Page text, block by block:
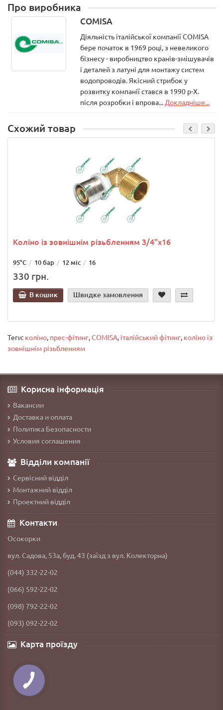
Про виробника
COMISA
Діяльність італійської компанії COMISA
бере початок в 1969 році, з невеликого
бізнесу - виробництво кранів-змішувачів
і деталей з латуні для монтажу систем
водопроводів. Якісний стрибок у
розвитку компанії стався в 1990 р-Х.
після розробки і впрова... Докладніше...
Схожий товар
Коліно із зовнішнім різьбленням 3/4"х16
95°C 10 бар 12 міс 16
330 грн.
В кошик Швидке замовлення
Теги: коліно, прес-фітинг,COMISA, італійський фітинг, коліно із
зовнішнім різьбленням
Корисна інформація
Вакансии
Доставка и оплата
Политика Безопасности
Условия соглашения
Відділи компанії
Сервісний відділ
Монтажний відділ
Проектний відділ
Контакти
Осокорки
вул. Садова, 53а, буд. 43 (заїзд з вул. Колекторна)
(044) 332-22-02
(066) 592-22-02
(098) 792-22-02
(093) 092-22-02
Карта проїзду
КНОПКА
ЗВ'ЯЗКУ